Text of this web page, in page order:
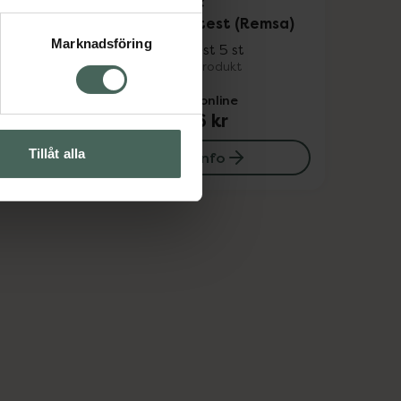
Marknadsföring
Tillåt alla
Ägglossningstest (Remsa)
Ägglossningstest 5 st
Medicinteknisk produkt
Pris online
66 kr
Mer info